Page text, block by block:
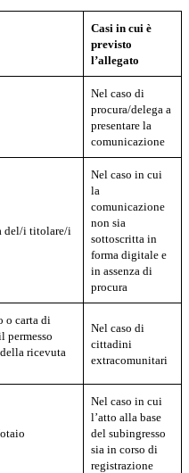
Casi in cui è
previsto
l’allegato
Nel caso di
procura/delega a
presentare la
comunicazione
del/i titolare/i
Nel caso in cui
la
comunicazione
non sia
sottoscritta in
forma digitale e
in assenza di
procura
o carta di
permesso
ricevuta
Nel caso di
cittadini
extracomunitari
Nel caso in cui
l’atto alla base
del subingresso
sia in corso di
registrazione